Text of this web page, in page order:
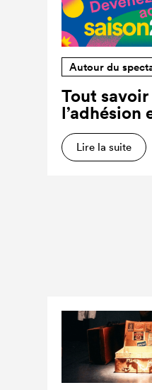
Autour du
Tout savoir
l’adhésion
Lire la suite